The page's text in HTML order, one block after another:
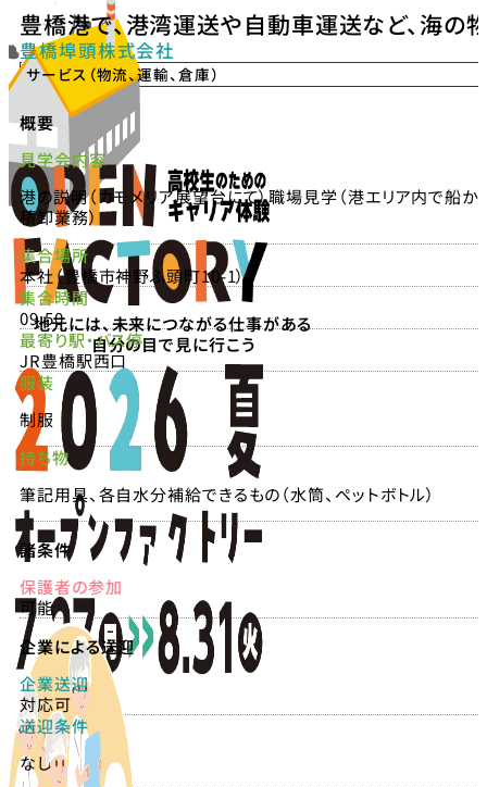
地元には、未来につながる仕事がある
自分の目で見に行こう
豊橋港で、港湾運送や自動車運送など、海の
豊橋埠頭株式会社
サービス（物流、運輸、倉庫）
概要
見学会内容
港の説明（カモメリア展望台にて）職場見学（港エリア内で船
積卸業務）
集合場所
本社（豊橋市神野ふ頭町10-1）
集合時間
09:50
最寄り駅・バス停
JR豊橋駅西口
服装
制服
持ち物
筆記用具、各自水分補給できるもの（水筒、ペットボトル）
諸条件
保護者の参加
可能
企業による送迎
企業送迎
対応可
送迎条件
なし